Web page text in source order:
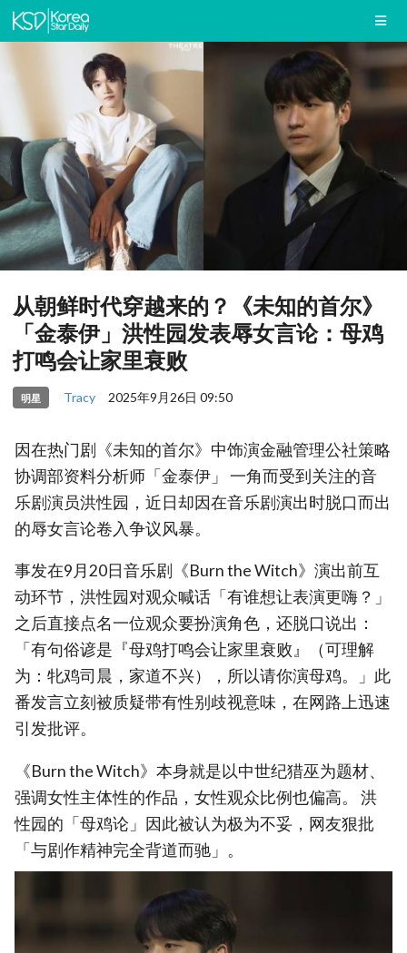
从朝鲜时代穿越来的？《未知的首尔》
「金泰伊」洪性园发表辱女言论：母鸡
打鸣会让家里衰败
明星 Tracy 2025年9月26日 09:50
因在热门剧《未知的首尔》中饰演金融管理公社策略
协调部资料分析师「金泰伊」 一角而受到关注的音
乐剧演员洪性园，近日却因在音乐剧演出时脱口而出
的辱女言论卷入争议风暴。
事发在9月20日音乐剧《Burn the Witch》演出前互
动环节，洪性园对观众喊话「有谁想让表演更嗨？」
之后直接点名一位观众要扮演角色，还脱口说出：
「有句俗谚是『母鸡打鸣会让家里衰败』（可理解
为：牝鸡司晨，家道不兴），所以请你演母鸡。」此
番发言立刻被质疑带有性别歧视意味，在网路上迅速
引发批评。
《Burn the Witch》本身就是以中世纪猎巫为题材、
强调女性主体性的作品，女性观众比例也偏高。 洪
性园的「母鸡论」因此被认为极为不妥，网友狠批
「与剧作精神完全背道而驰」。